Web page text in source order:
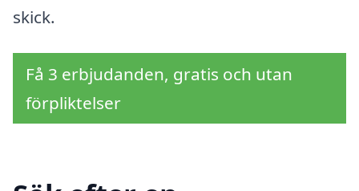
skick.
Få 3 erbjudanden, gratis och utan
förpliktelser